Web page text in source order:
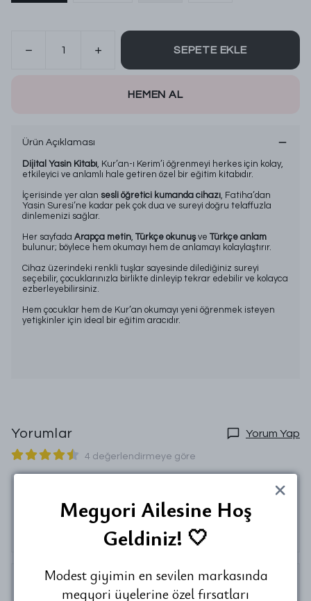
SEPETE EKLE
HEMEN AL
Ürün Açıklaması
Dijital Yasin Kitabı, Kur’an-ı Kerim’i öğrenmeyi herkes için kolay,
etkileyici ve anlamlı hale getiren özel bir eğitim kitabıdır.
İçerisinde yer alan sesli öğretici kumanda cihazı, Fatiha’dan
Yasin Suresi’ne kadar pek çok dua ve sureyi doğru telaffuzla
dinlemenizi sağlar.
Her sayfada Arapça metin, Türkçe okunuşve Türkçe anlam
bulunur; böylece hem okumayı hem de anlamayı kolaylaştırır.
Cihaz üzerindeki renkli tuşlar sayesinde dilediğiniz sureyi
seçebilir, çocuklarınızla birlikte dinleyip tekrar edebilir ve kolayca
ezberleyebilirsiniz.
Hem çocuklar hem de Kur’an okumayı yeni öğrenmek isteyen
yetişkinler için ideal bir eğitim aracıdır.
Yorumlar Yorum Yap
4 değerlendirmeye göre
Megyori Ailesine Hoş
Geldiniz! 🤍
Modest giyimin en sevilen markasında
megyori üyelerine özel fırsatları